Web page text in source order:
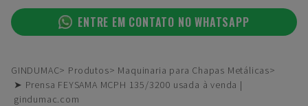
ENTRE EM CONTATO NO WHATSAPP
GINDUMAC Produtos
Maquinaria para Chapas Metálicas
➤ Prensa FEYSAMA MCPH 135/3200 usada à venda |
gindumac.com